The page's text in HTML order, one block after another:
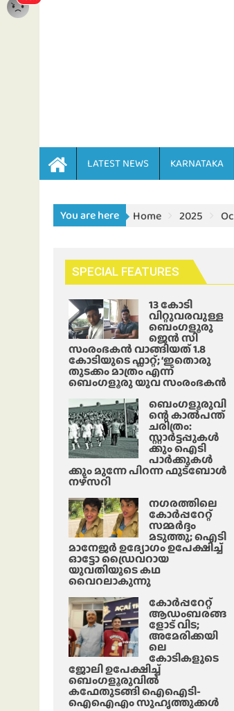
LATEST NEWS KARNATAKA
You are here Home 2025
SPECIAL FEATURES
13 കോടി
വിറ്റുവരവുള്ള
ബെംഗളൂരു
ജെൻ സി
സംരംഭകൻ വാങ്ങിയത് 1.8
കോടിയുടെ ഫ്ലാറ്റ്; ‘ഇതൊരു
തുടക്കം മാത്രം എന്ന്
ബെംഗളൂരു യുവ സംരംഭകൻ
ബെംഗളൂരുവി
ന്റെ കാൽപന്ത്
ചരിത്രം:
സ്റ്റാർട്ടപ്പുകൾ
ക്കും ഐടി
പാർക്കുകൾ
ക്കും മുന്നേ പിറന്ന ഫുട്ബോൾ
നഴ്സറി
നഗരത്തിലെ
കോർപ്പറേറ്റ്
സമ്മർദ്ദം
മടുത്തു; ഐടി
മാനേജർ ഉദ്യോഗം ഉപേക്ഷിച്ച്
ഓട്ടോ ഡ്രൈവറായ
യുവതിയുടെ കഥ
വൈറലാകുന്നു
കോർപ്പറേറ്റ്
ആഡംബരങ്ങ
ളോട് വിട;
അമേരിക്കയി
ലെ
കോടികളുടെ
ജോലി ഉപേക്ഷിച്ച്
ബെംഗളൂരുവിൽ
കഫേതുടങ്ങി ഐഐടി-
ഐഐഎം സുഹൃത്തുക്കൾ